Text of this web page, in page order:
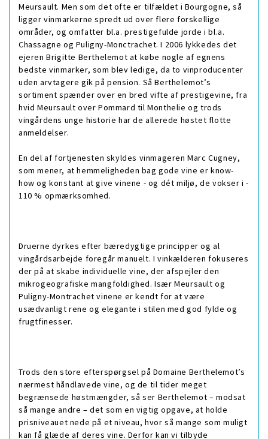
Meursault. Men som det ofte er tilfældet i Bourgogne, så
ligger vinmarkerne spredt ud over flere forskellige
områder, og omfatter bl.a. prestigefulde jorde i bl.a.
Chassagne og Puligny-Monctrachet. I 2006 lykkedes det
ejeren Brigitte Berthelemot at købe nogle af egnens
bedste vinmarker, som blev ledige, da to vinproducenter
uden arvtagere gik på pension. Så Berthelemot’s
sortiment spænder over en bred vifte af prestigevine, fra
hvid Meursault over Pommard til Monthelie og trods
vingårdens unge historie har de allerede høstet flotte
anmeldelser.
En del af fortjenesten skyldes vinmageren Marc Cugney,
som mener, at hemmeligheden bag gode vine er know-
how og konstant at give vinene - og dét miljø, de vokser i -
110 % opmærksomhed.
Druerne dyrkes efter bæredygtige principper og al
vingårdsarbejde foregår manuelt. I vinkælderen fokuseres
der på at skabe individuelle vine, der afspejler den
mikrogeografiske mangfoldighed. Især Meursault og
Puligny-Montrachet vinene er kendt for at være
usædvanligt rene og elegante i stilen med god fylde og
frugtfinesser.
Trods den store efterspørgsel på Domaine Berthelemot’s
nærmest håndlavede vine, og de til tider meget
begrænsede høstmængder, så ser Berthelemot – modsat
så mange andre – det som en vigtig opgave, at holde
prisniveauet nede på et niveau, hvor så mange som muligt
kan få glæde af deres vine. Derfor kan vi tilbyde